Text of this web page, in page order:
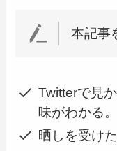
本記事
Twitterで見
味がわかる。
晒しを受け